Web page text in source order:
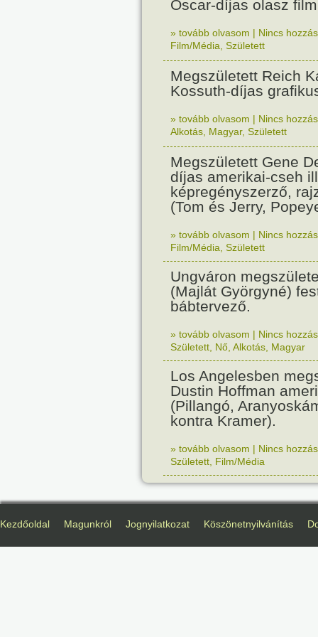
Oscar-díjas olasz
» tovább olvasom | Nincs
Film/Média Született
Megszületett Reich
Kossuth-díjas
» tovább olvasom | Nincs
Alkotás Magyar, Született
Megszületett Gene
díjas amerikai-cseh
képregényszerző,
(Tom és Jerry,
» tovább olvasom | Nincs
Film/Média Született
Ungváron
(Majlát Györgyné)
bábtervező.
» tovább olvasom | Nincs
Született Nő Alkotás Magyar
Los Angelesben
Dustin Hoffman
(Pillangó,
kontra Kramer).
» tovább olvasom | Nincs
Született Film/Média
Kezdőoldal Magunkról Jognyilatkozat Köszönetnyilvánítás